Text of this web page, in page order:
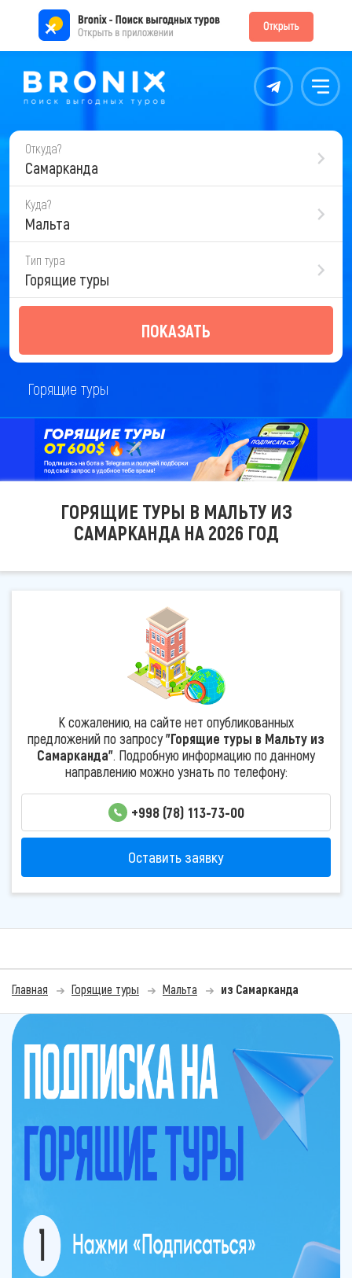
Контакты Меню
Откуда?
Самарканда
Куда?
Мальта
Тип тура
Горящие туры
ПОКАЗАТЬ
Горящие туры
ГОРЯЩИЕ ТУРЫ В МАЛЬТУ ИЗ
САМАРКАНДА НА 2026 ГОД
К сожалению, на сайте нет опубликованных
предложений по запросу"Горящие туры в Мальту из
Самарканда". Подробную информацию по данному
направлению можно узнать по телефону:
+998 (78) 113-73-00
Оставить заявку
Главная Горящие туры Мальта из Самарканда